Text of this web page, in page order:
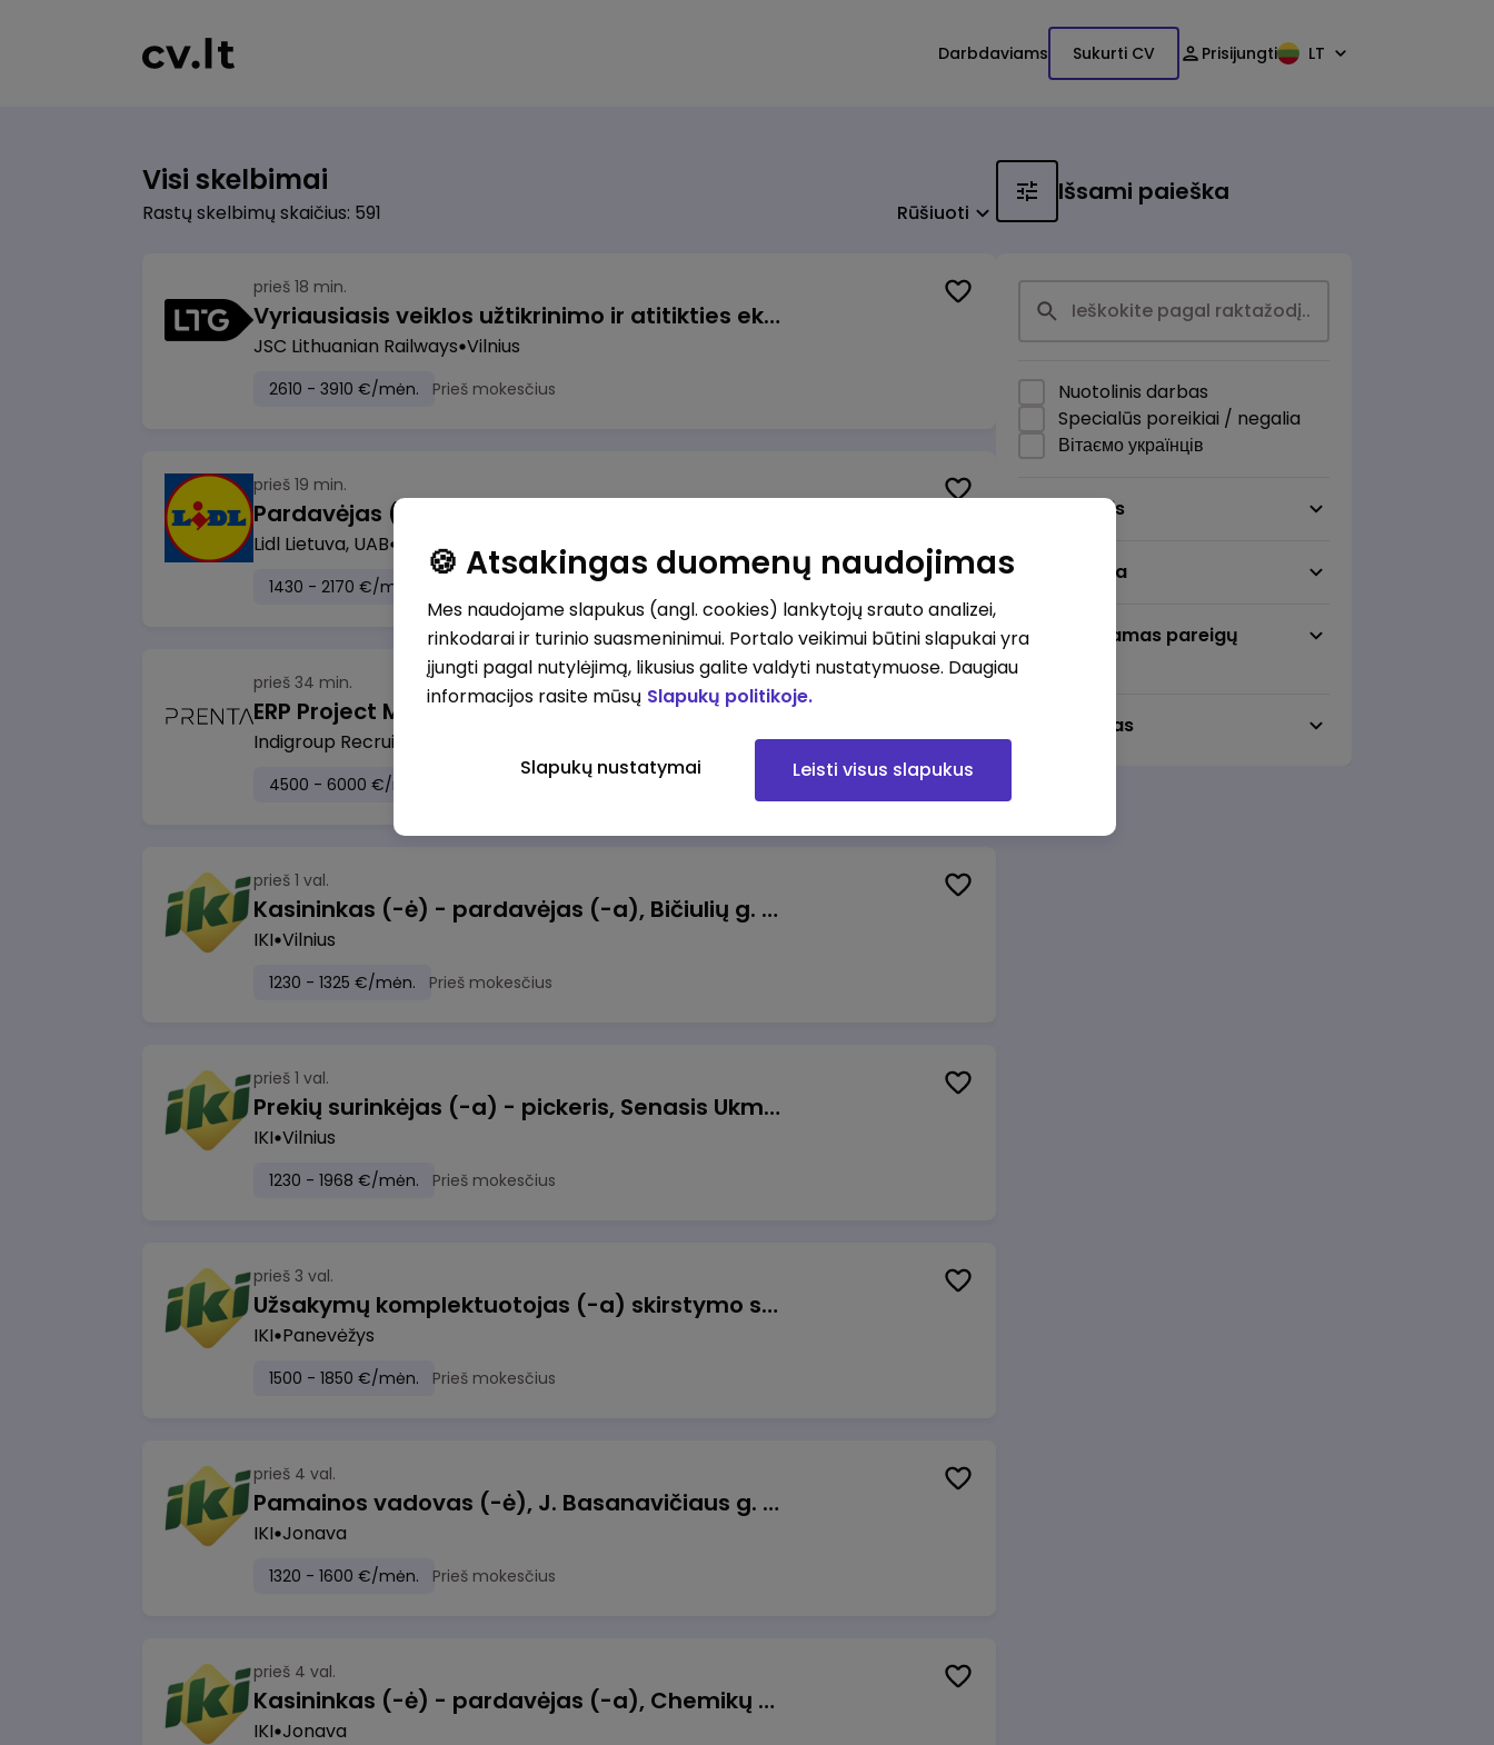
Darbdaviams Sukurti CV Prisijungti LT
Visi skelbimai
Rastų skelbimų skaičius: 591 Rūšiuoti
prieš 18 min.
Vyriausiasis veiklos užtikrinimo ir atitikties ekspertas (-ė) (Vilnius, LT)
JSC Lithuanian Railways Vilnius
2610 - 3910 €/mėn. Prieš mokesčius
prieš 19 min.
Pardavėjas (-a) Klaipėdoje (Tilžės g.)
Lidl Lietuva, UAB Klaipėda
1430 - 2170 €/mėn.
prieš 34 min.
ERP Project Manager
Indigroup Recruitment klientas
4500 - 6000 €/mėn. Prieš mokesčius
prieš 1 val.
Kasininkas (-ė) - pardavėjas (-a), Bičiulių g. 36, Bukiškis, Vilnius
IKI Vilnius
1230 - 1325 €/mėn. Prieš mokesčius
prieš 1 val.
Prekių surinkėjas (-a) - pickeris, Senasis Ukmergės kelias 8, Avižieniai
IKI Vilnius
1230 - 1968 €/mėn. Prieš mokesčius
prieš 3 val.
Užsakymų komplektuotojas (-a) skirstymo sandėlyje
IKI Panevėžys
1500 - 1850 €/mėn. Prieš mokesčius
prieš 4 val.
Pamainos vadovas (-ė), J. Basanavičiaus g. 6, Jonava
IKI Jonava
1320 - 1600 €/mėn. Prieš mokesčius
prieš 4 val.
Kasininkas (-ė) - pardavėjas (-a), Chemikų g. 1, Jonava
IKI Jonava
Išsami paieška
Nuotolinis darbas
Specialūs poreikiai / negalia
Вітаємо українців
Darbo sritis
Darbo vieta
Pageidaujamas pareigų
Darbo laikas
🍪 Atsakingas duomenų naudojimas
Mes naudojame slapukus (angl. cookies) lankytojų srauto analizei,
rinkodarai ir turinio suasmeninimui. Portalo veikimui būtini slapukai yra
įjungti pagal nutylėjimą, likusius galite valdyti nustatymuose. Daugiau
informacijos rasite mūsų Slapukų politikoje.
Slapukų nustatymai Leisti visus slapukus